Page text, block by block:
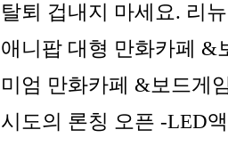
퇴 겁내지 마세요. 리
니팝 대형 만화카페
엄 만화카페 &보드
도의 론칭 오픈 -LED